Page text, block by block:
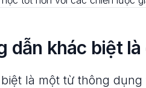
dẫn khác biệt là
là một từ thông